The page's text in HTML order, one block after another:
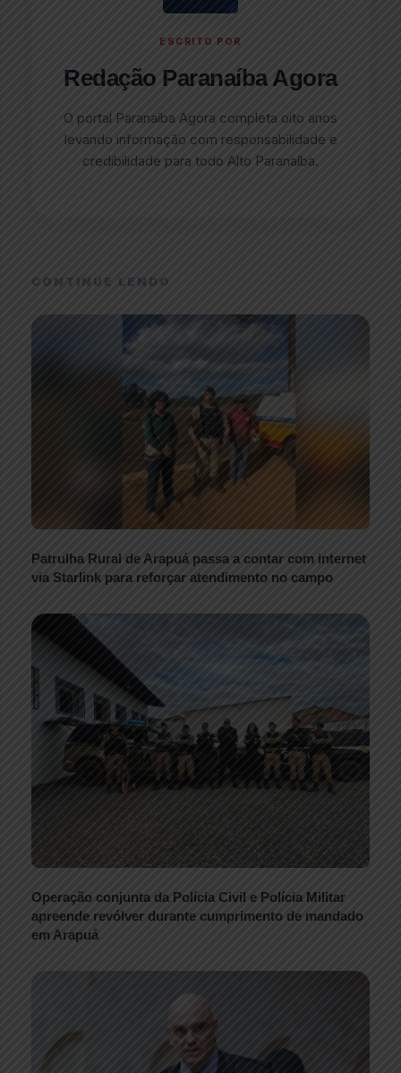
ESCRITO POR
Redação Paranaíba Agora
O portal Paranaíba Agora completa oito anos
levando informação com responsabilidade e
credibilidade para todo Alto Paranaíba.
CONTINUE LENDO
Patrulha Rural de Arapuá passa a contar com internet
via Starlink para reforçar atendimento no campo
Operação conjunta da Polícia Civil e Polícia Militar
apreende revólver durante cumprimento de mandado
em Arapuá